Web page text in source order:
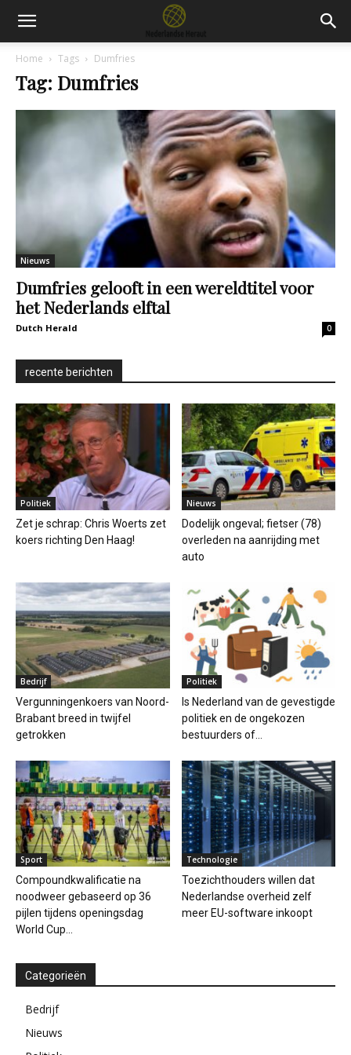
Home Tags Dumfries
Tag: Dumfries
Nieuws
Dumfries gelooft in een wereldtitel voor
het Nederlands elftal
Dutch Herald 0
recente berichten
Politiek
Zet je schrap: Chris Woerts zet
koers richting Den Haag!
Nieuws
Dodelijk ongeval; fietser (78)
overleden na aanrijding met
auto
Bedrijf
Vergunningenkoers van Noord-
Brabant breed in twijfel
getrokken
Politiek
Is Nederland van de gevestigde
politiek en de ongekozen
bestuurders of...
Sport
Compoundkwalificatie na
noodweer gebaseerd op 36
pijlen tijdens openingsdag
World Cup...
Technologie
Toezichthouders willen dat
Nederlandse overheid zelf
meer EU-software inkoopt
Categorieën
Bedrijf
Nieuws